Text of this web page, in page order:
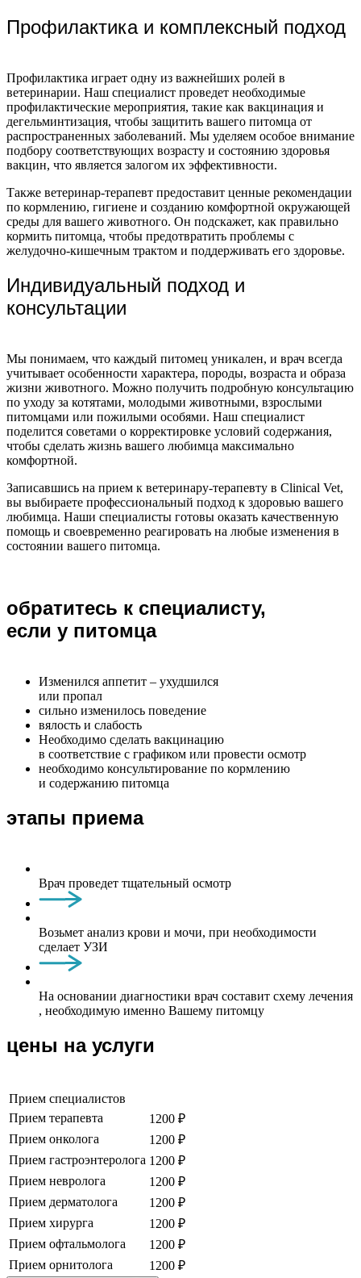
Профилактика и комплексный подход
Профилактика играет одну из важнейших ролей в
ветеринарии. Наш специалист проведет необходимые
профилактические мероприятия, такие как вакцинация и
дегельминтизация, чтобы защитить вашего питомца от
распространенных заболеваний. Мы уделяем особое внимание
подбору соответствующих возрасту и состоянию здоровья
вакцин, что является залогом их эффективности.
Также ветеринар-терапевт предоставит ценные рекомендации
по кормлению, гигиене и созданию комфортной окружающей
среды для вашего животного. Он подскажет, как правильно
кормить питомца, чтобы предотвратить проблемы с
желудочно-кишечным трактом и поддерживать его здоровье.
Индивидуальный подход и
консультации
Мы понимаем, что каждый питомец уникален, и врач всегда
учитывает особенности характера, породы, возраста и образа
жизни животного. Можно получить подробную консультацию
по уходу за котятами, молодыми животными, взрослыми
питомцами или пожилыми особями. Наш специалист
поделится советами о корректировке условий содержания,
чтобы сделать жизнь вашего любимца максимально
комфортной.
Записавшись на прием к ветеринару-терапевту в Clinical Vet,
вы выбираете профессиональный подход к здоровью вашего
любимца. Наши специалисты готовы оказать качественную
помощь и своевременно реагировать на любые изменения в
состоянии вашего питомца.
обратитесь к специалисту,
если у питомца
Изменился аппетит – ухудшился
или пропал
сильно изменилось поведение
вялость и слабость
Необходимо сделать вакцинацию
в соответствие с графиком или провести осмотр
необходимо консультирование по кормлению
и содержанию питомца
этапы приема
Врач проведет тщательный осмотр
Возьмет анализ крови и мочи, при необходимости
сделает УЗИ
На основании диагностики врач составит схему лечения
, необходимую именно Вашему питомцу
цены на услуги
Прием специалистов
Прием терапевта
1200 ₽
Прием онколога
1200 ₽
Прием гастроэнтеролога 1200 ₽
Прием невролога
1200 ₽
Прием дерматолога
1200 ₽
Прием хирурга
1200 ₽
Прием офтальмолога
1200 ₽
Прием орнитолога
1200 ₽